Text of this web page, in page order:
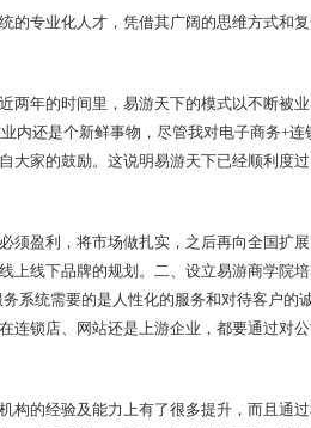
专业化人才，凭借其广阔的思维方式和复
两年的时间里，易游天下的模式以不断被
内还是个新鲜事物，尽管我对电子商务+连
大家的鼓励。这说明易游天下已经顺利度
须盈利，将市场做扎实，之后再向全国扩
上线下品牌的规划。二、设立易游商学院
系统需要的是人性化的服务和对待客户的
连锁店、网站还是上游企业，都要通过对
构的经验及能力上有了很多提升，而且通